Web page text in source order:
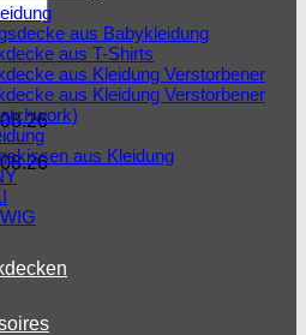
aus Babykleidung
aus T-Shirts
aus Kleidung Verstorbener
aus Kleidung Verstorbener
aus Kleidung